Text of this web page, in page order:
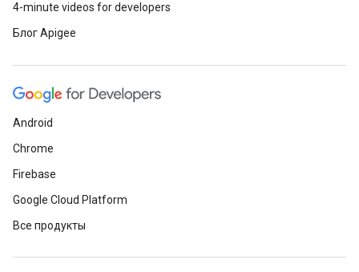
4-minute videos for developers
Блог Apigee
Android
Chrome
Firebase
Google Cloud Platform
Все продукты